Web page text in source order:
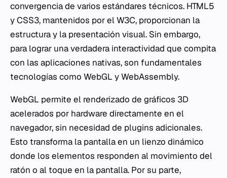
convergencia de varios estándares técnicos. HTML5
y CSS3, mantenidos por el W3C, proporcionan la
estructura y la presentación visual. Sin embargo,
para lograr una verdadera interactividad que compita
con las aplicaciones nativas, son fundamentales
tecnologías como WebGL y WebAssembly.
WebGL permite el renderizado de gráficos 3D
acelerados por hardware directamente en el
navegador, sin necesidad de plugins adicionales.
Esto transforma la pantalla en un lienzo dinámico
donde los elementos responden al movimiento del
ratón o al toque en la pantalla. Por su parte,